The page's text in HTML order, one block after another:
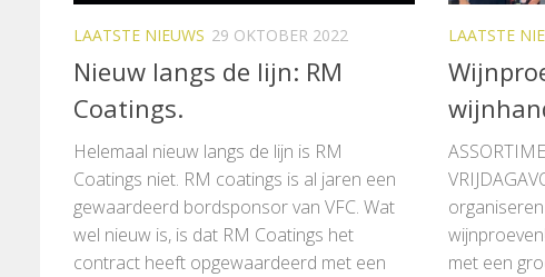
LAATSTE NIEUWS 29 OKTOBER 2022
Nieuw langs de lijn: RM
Coatings.
Helemaal nieuw langs de lijn is RM
Coatings niet. RM coatings is al jaren een
gewaardeerd bordsponsor van VFC. Wat
wel nieuw is, is dat RM Coatings het
contract heeft opgewaardeerd met een
LAATSTE
met een